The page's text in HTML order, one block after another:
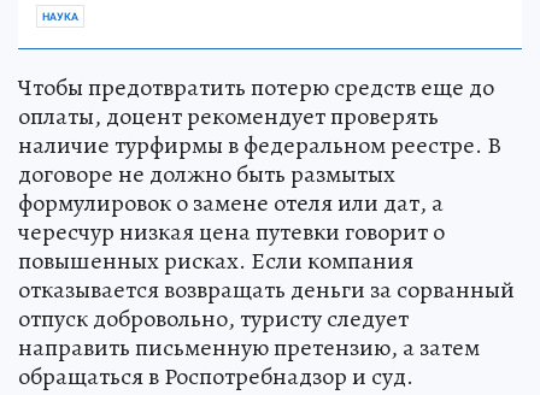
НАУКА
Чтобы предотвратить потерю средств еще до
оплаты, доцент рекомендует проверять
наличие турфирмы в федеральном реестре. В
договоре не должно быть размытых
формулировок о замене отеля или дат, а
чересчур низкая цена путевки говорит о
повышенных рисках. Если компания
отказывается возвращать деньги за сорванный
отпуск добровольно, туристу следует
направить письменную претензию, а затем
обращаться в Роспотребнадзор и суд.